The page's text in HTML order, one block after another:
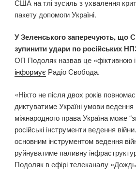
США на тлі зусиль з ухвалення
пакету допомоги Україні.
У Зеленського заперечують, що
зупинити удари по російських
ОП Подоляк назвав це «фіктивною
інформує Радіо Свобода.
«Ніхто не після двох років
диктуватиме Україні умови ведення
міжнародного права Україна може
російські інструменти ведення
основним інструментом ведення
руйнуватиме паливну
Подоляк в ефірі телеканалу